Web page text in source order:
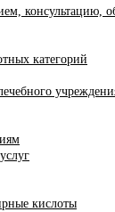
консультацию,
категорий
кислоты